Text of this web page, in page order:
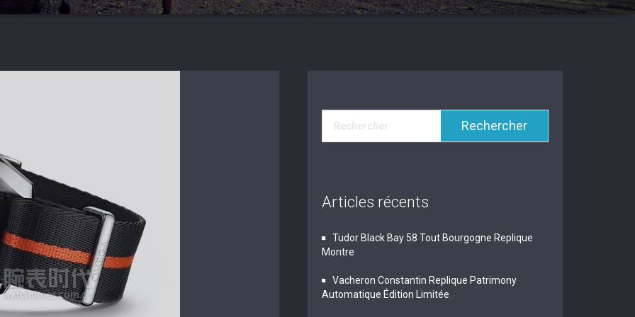
Articles récents
Tudor Black Bay 58 Tout Bourgogne Replique
Montre
Vacheron Constantin Replique Patrimony
Automatique Édition Limitée